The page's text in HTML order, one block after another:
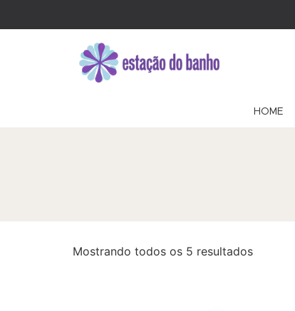
HOME
Mostrando todos os 5 resultados